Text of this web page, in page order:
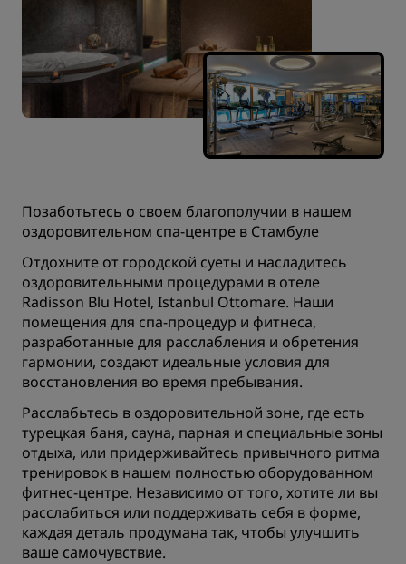
Позаботьтесь о своем благополучии в нашем
оздоровительном спа-центре в Стамбуле
Отдохните от городской суеты и насладитесь
оздоровительными процедурами в отеле
Radisson Blu Hotel, Istanbul Ottomare. Наши
помещения для спа-процедур и фитнеса,
разработанные для расслабления и обретения
гармонии, создают идеальные условия для
восстановления во время пребывания.
Расслабьтесь в оздоровительной зоне, где есть
турецкая баня, сауна, парная и специальные зоны
отдыха, или придерживайтесь привычного ритма
тренировок в нашем полностью оборудованном
фитнес-центре. Независимо от того, хотите ли вы
расслабиться или поддерживать себя в форме,
каждая деталь продумана так, чтобы улучшить
ваше самочувствие.